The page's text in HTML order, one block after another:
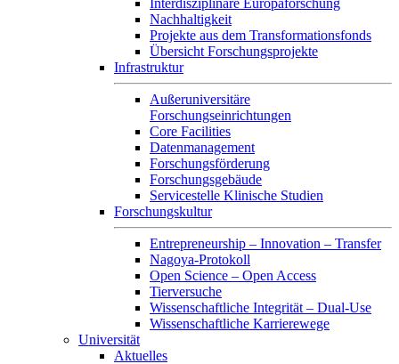
Interdisziplinäre Europaforschung
Nachhaltigkeit
Projekte aus dem Transformationsfonds
Übersicht Forschungsprojekte
Infrastruktur
Außeruniversitäre
Forschungseinrichtungen
Core Facilities
Datenmanagement
Forschungsförderung
Forschungsgebäude
Servicestelle Klinische Studien
Forschungskultur
Entrepreneurship – Innovation – Transfer
Nagoya-Protokoll
Open Science – Open Access
Tierversuche
Wissenschaftliche Integrität – Dual-Use
Wissenschaftliche Karrierewege
Universität
Aktuelles